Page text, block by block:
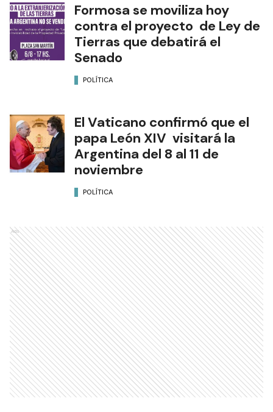
Formosa se moviliza hoy
contra el proyecto de Ley de
Tierras que debatirá el
Senado
POLÍTICA
El Vaticano confirmó que el
papa León XIV visitará la
Argentina del 8 al 11 de
noviembre
POLÍTICA
Ads